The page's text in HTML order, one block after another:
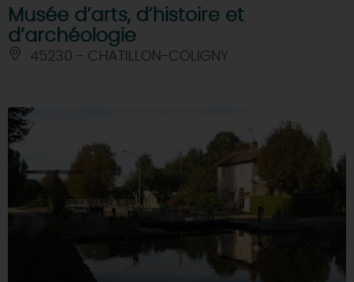
Musée d’arts, d’histoire et
d’archéologie
45230 - CHATILLON-COLIGNY